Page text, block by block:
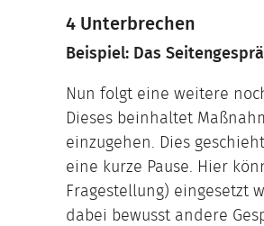
4 Unterbrechen
Beispiel: Das
Nun folgt eine weitere
Dieses beinhaltet
einzugehen. Dies
eine kurze Pause. Hier
Fragestellung) eingesetzt
dabei bewusst andere